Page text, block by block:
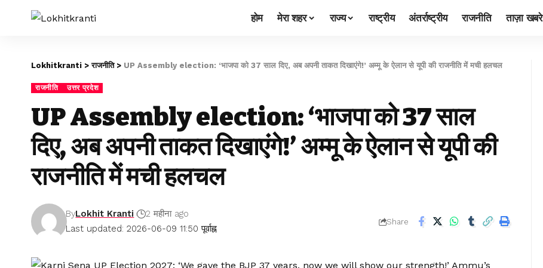
होम मेरा शहर राज्य राष्ट्रीय अंतर्राष्ट्रीय राजनीति ताज़ा खबरे
Lokhitkranti >राजनीति> UP Assembly election: ‘भाजपा को 37 साल दिए, अब अपनी ताकत दिखाएंगे!’ अम्मू के ऐलान से यूपी की राजनीति में मची हलचल
राजनीति उत्तर प्रदेश
UP Assembly election: ‘भाजपा को 37 साल
दिए, अब अपनी ताकत दिखाएंगे!’ अम्मू के ऐलान से यूपी की
राजनीति में मची हलचल
Last updated: 2026-06-09 11:50 पूर्वाह्न
ByLokhit Kranti 2 महीना ago
Share